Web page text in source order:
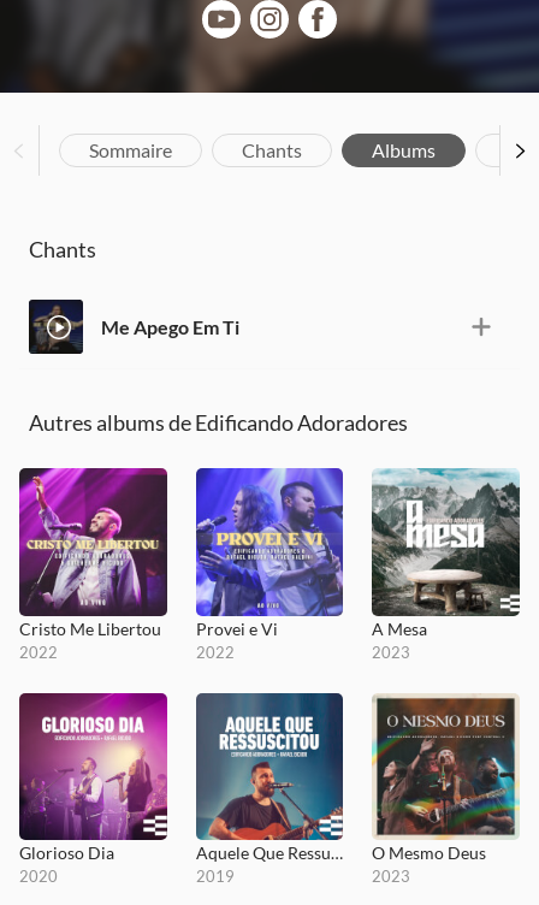
Sommaire Chants Albums
Chants
Me Apego Em Ti
Autres albums de Edificando Adoradores
Cristo Me Libertou
2022
Provei e Vi
2022
A Mesa
2023
Glorioso Dia
2020
Aquele Que Ressuscitou
2019
O Mesmo Deus
2023